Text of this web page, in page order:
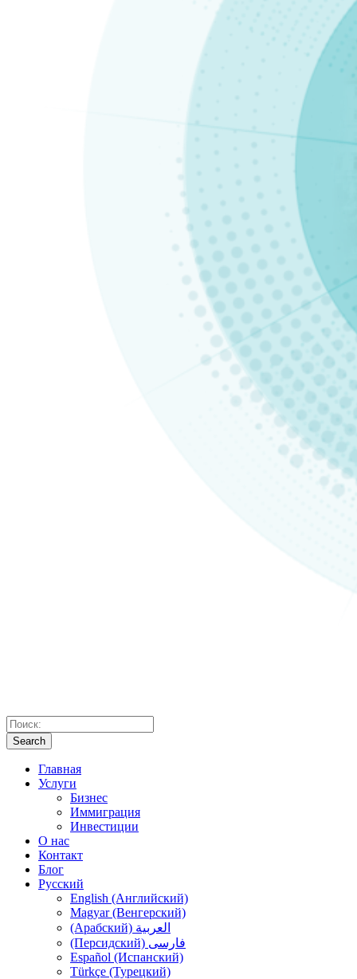
Search
Главная
Услуги
Бизнес
Иммиграция
Инвестиции
О нас
Контакт
Блог
Русский
English (Английский)
Magyar (Венгерский)
(Арабский) العربية
(Персидский) فارسی
Español (Испанский)
Türkçe (Турецкий)